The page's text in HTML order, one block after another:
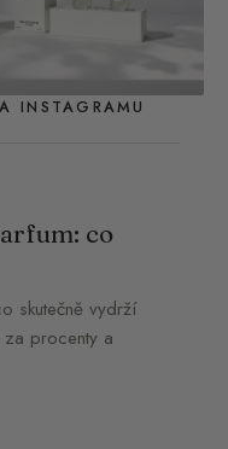
INSTAGRAMU
co
skutečně vydrží
za procenty a